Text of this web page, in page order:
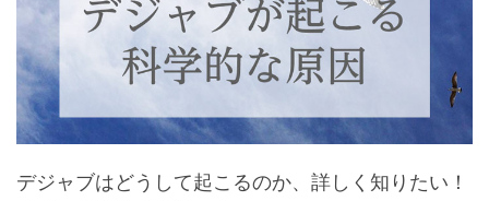
デジャブはどうして起こるのか、詳しく知りたい！